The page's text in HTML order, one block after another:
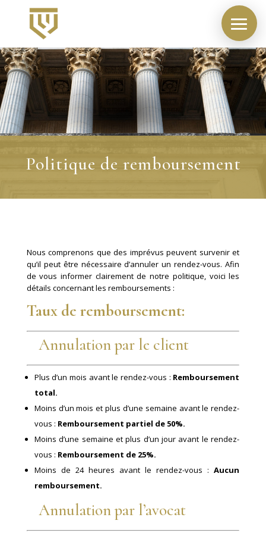
Politique de remboursement
Nous comprenons que des imprévus peuvent survenir et
qu’il peut être nécessaire d’annuler un rendez-vous. Afin
de vous informer clairement de notre politique, voici les
détails concernant les remboursements :
Taux de remboursement:
Annulation par le client
Plus d’un mois avant le rendez-vous : Remboursement
total.
Moins d’un mois et plus d’une semaine avant le rendez-
vous : Remboursement partiel de 50%.
Moins d’une semaine et plus d’un jour avant le rendez-
vous : Remboursement de 25%.
Moins de 24 heures avant le rendez-vous :Aucun
remboursement.
Annulation par l’avocat